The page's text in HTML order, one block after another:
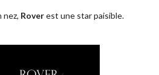
nez, Roverest une star paisible.